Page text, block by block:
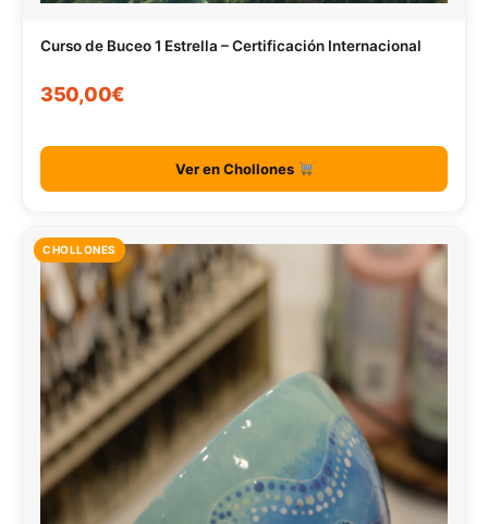
Curso de Buceo 1 Estrella – Certificación Internacional
350,00€
Ver en Chollones
CHOLLONES